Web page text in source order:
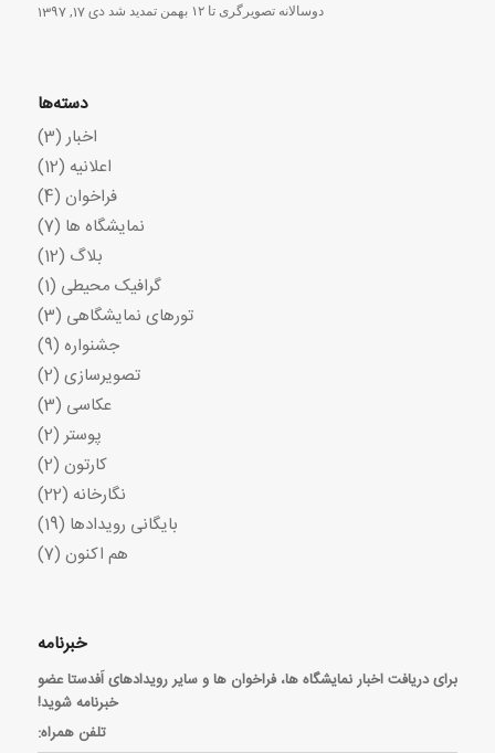
دوسالانه تصویرگری تا ۱۲ بهمن تمدید شد دی 17, 1397
دسته‌ها
اخبار(3)
اعلانیه (12)
فراخوان (4)
نمایشگاه ها (7)
بلاگ (12)
گرافیک محیطی (1)
تورهای نمایشگاهی (3)
جشنواره (9)
تصویرسازی (2)
عکاسی (3)
پوستر(2)
کارتون (2)
نگارخانه (22)
بایگانی رویدادها (19)
هم اکنون (7)
خبرنامه
برای دریافت اخبار نمایشگاه ها، فراخوان ها و سایر رویدادهای اَفدستا عضو
خبرنامه شوید!
تلفن همراه: